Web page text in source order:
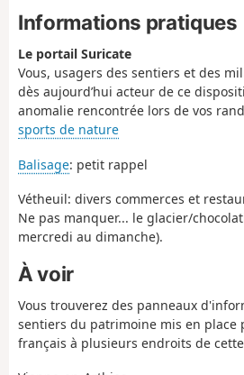
Informations pratiques
Le portail Suricate
Vous, usagers des sentiers et des
dès aujourd’hui acteur de ce
anomalie rencontrée lors de vos
sports de nature
Balisage: petit rappel
Vétheuil: divers commerces et
Ne pas manquer... le glacier/
mercredi au dimanche).
À voir
Vous trouverez des panneaux
sentiers du patrimoine mis en place
français à plusieurs endroits de